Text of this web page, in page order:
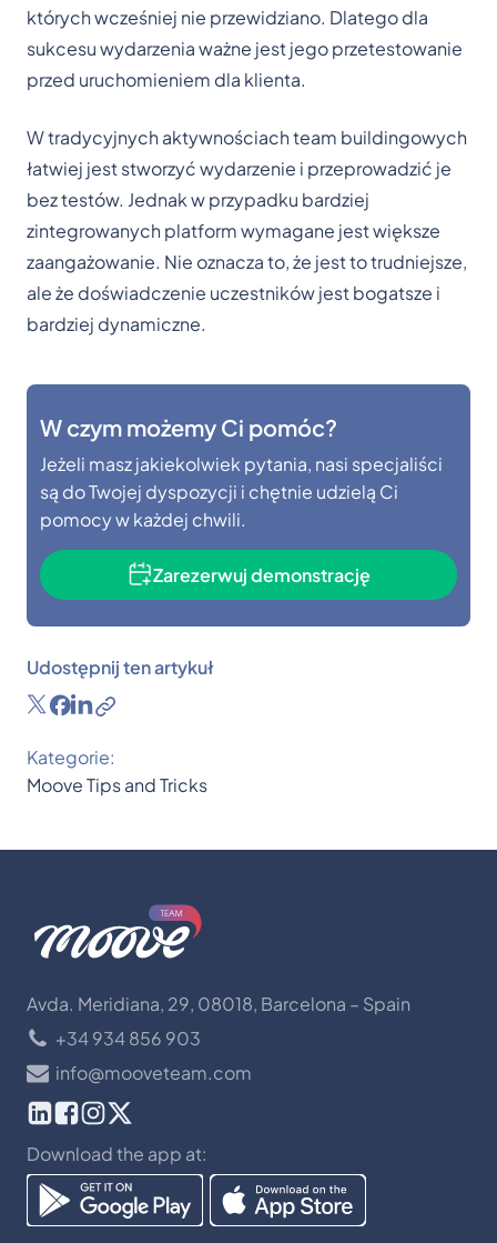
których wcześniej nie przewidziano. Dlatego dla
sukcesu wydarzenia ważne jest jego przetestowanie
przed uruchomieniem dla klienta.
W tradycyjnych aktywnościach team buildingowych
łatwiej jest stworzyć wydarzenie i przeprowadzić je
bez testów. Jednak w przypadku bardziej
zintegrowanych platform wymagane jest większe
zaangażowanie. Nie oznacza to, że jest to trudniejsze,
ale że doświadczenie uczestników jest bogatsze i
bardziej dynamiczne.
W czym możemy Ci pomóc?
Jeżeli masz jakiekolwiek pytania, nasi specjaliści
są do Twojej dyspozycji i chętnie udzielą Ci
pomocy w każdej chwili.
Zarezerwuj demonstrację
Udostępnij ten artykuł
Kategorie:
Moove Tips and Tricks
Avda. Meridiana, 29, 08018, Barcelona – Spain
+34 934 856 903
info@mooveteam.com
Download the app at: